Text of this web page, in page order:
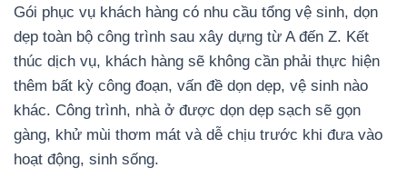
Gói phục vụ khách hàng có nhu cầu tổng vệ sinh, dọn
dẹp toàn bộ công trình sau xây dựng từ A đến Z. Kết
thúc dịch vụ, khách hàng sẽ không cần phải thực hiện
thêm bất kỳ công đoạn, vấn đề dọn dẹp, vệ sinh nào
khác. Công trình, nhà ở được dọn dẹp sạch sẽ gọn
gàng, khử mùi thơm mát và dễ chịu trước khi đưa vào
hoạt động, sinh sống.